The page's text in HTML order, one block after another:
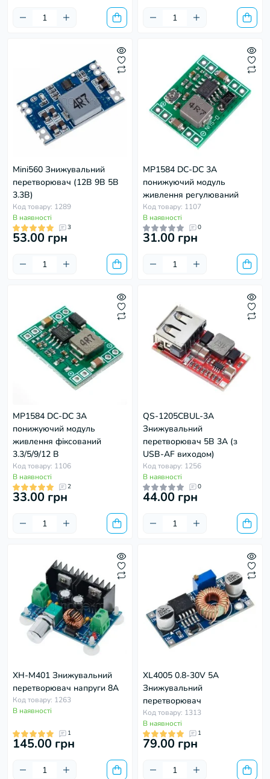
Mini560 Знижувальний
перетворювач (12В 9В 5В
3.3В)
Код товару: 1289
В наявності
3
53.00 грн
MP1584 DC-DC 3A
понижуючий модуль
живлення регулюваний
Код товару: 1107
В наявності
0
31.00 грн
MP1584 DC-DC 3A
понижуючий модуль
живлення фіксований
3.3/5/9/12 В
Код товару: 1106
В наявності
2
33.00 грн
QS-1205CBUL-3A
Знижувальний
перетворювач 5В 3А (з
USB-AF виходом)
Код товару: 1256
В наявності
0
44.00 грн
XH-M401 Знижувальний
перетворювач напруги 8А
Код товару: 1263
В наявності
1
145.00 грн
XL4005 0.8-30V 5A
Знижувальний
перетворювач
Код товару: 1313
В наявності
1
79.00 грн